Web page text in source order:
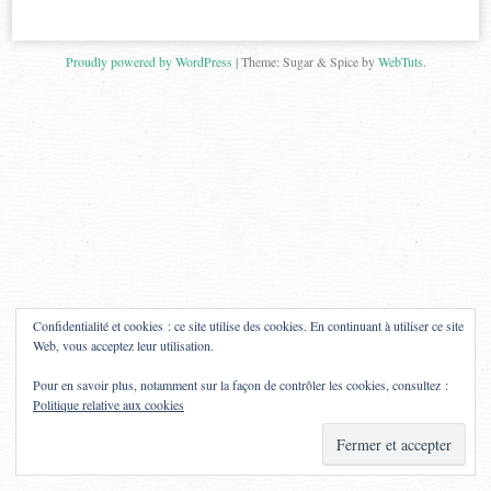
Proudly powered by WordPress |Theme: Sugar & Spice byWebTuts.
Confidentialité et cookies : ce site utilise des cookies. En continuant à utiliser ce site
Web, vous acceptez leur utilisation.
Pour en savoir plus, notamment sur la façon de contrôler les cookies, consultez :
Politique relative aux cookies